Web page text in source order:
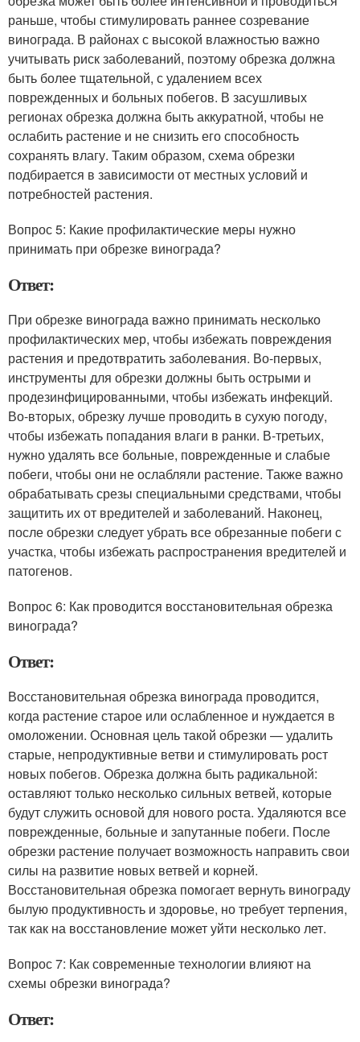
раньше, чтобы стимулировать раннее созревание
винограда. В районах с высокой влажностью важно
учитывать риск заболеваний, поэтому обрезка должна
быть более тщательной, с удалением всех
поврежденных и больных побегов. В засушливых
регионах обрезка должна быть аккуратной, чтобы не
ослабить растение и не снизить его способность
сохранять влагу. Таким образом, схема обрезки
подбирается в зависимости от местных условий и
потребностей растения.
Вопрос 5: Какие профилактические меры нужно
принимать при обрезке винограда?
Ответ:
При обрезке винограда важно принимать несколько
профилактических мер, чтобы избежать повреждения
растения и предотвратить заболевания. Во-первых,
инструменты для обрезки должны быть острыми и
продезинфицированными, чтобы избежать инфекций.
Во-вторых, обрезку лучше проводить в сухую погоду,
чтобы избежать попадания влаги в ранки. В-третьих,
нужно удалять все больные, поврежденные и слабые
побеги, чтобы они не ослабляли растение. Также важно
обрабатывать срезы специальными средствами, чтобы
защитить их от вредителей и заболеваний. Наконец,
после обрезки следует убрать все обрезанные побеги с
участка, чтобы избежать распространения вредителей и
патогенов.
Вопрос 6: Как проводится восстановительная обрезка
винограда?
Ответ:
Восстановительная обрезка винограда проводится,
когда растение старое или ослабленное и нуждается в
омоложении. Основная цель такой обрезки — удалить
старые, непродуктивные ветви и стимулировать рост
новых побегов. Обрезка должна быть радикальной:
оставляют только несколько сильных ветвей, которые
будут служить основой для нового роста. Удаляются все
поврежденные, больные и запутанные побеги. После
обрезки растение получает возможность направить свои
силы на развитие новых ветвей и корней.
Восстановительная обрезка помогает вернуть винограду
былую продуктивность и здоровье, но требует терпения,
так как на восстановление может уйти несколько лет.
Вопрос 7: Как современные технологии влияют на
схемы обрезки винограда?
Ответ: